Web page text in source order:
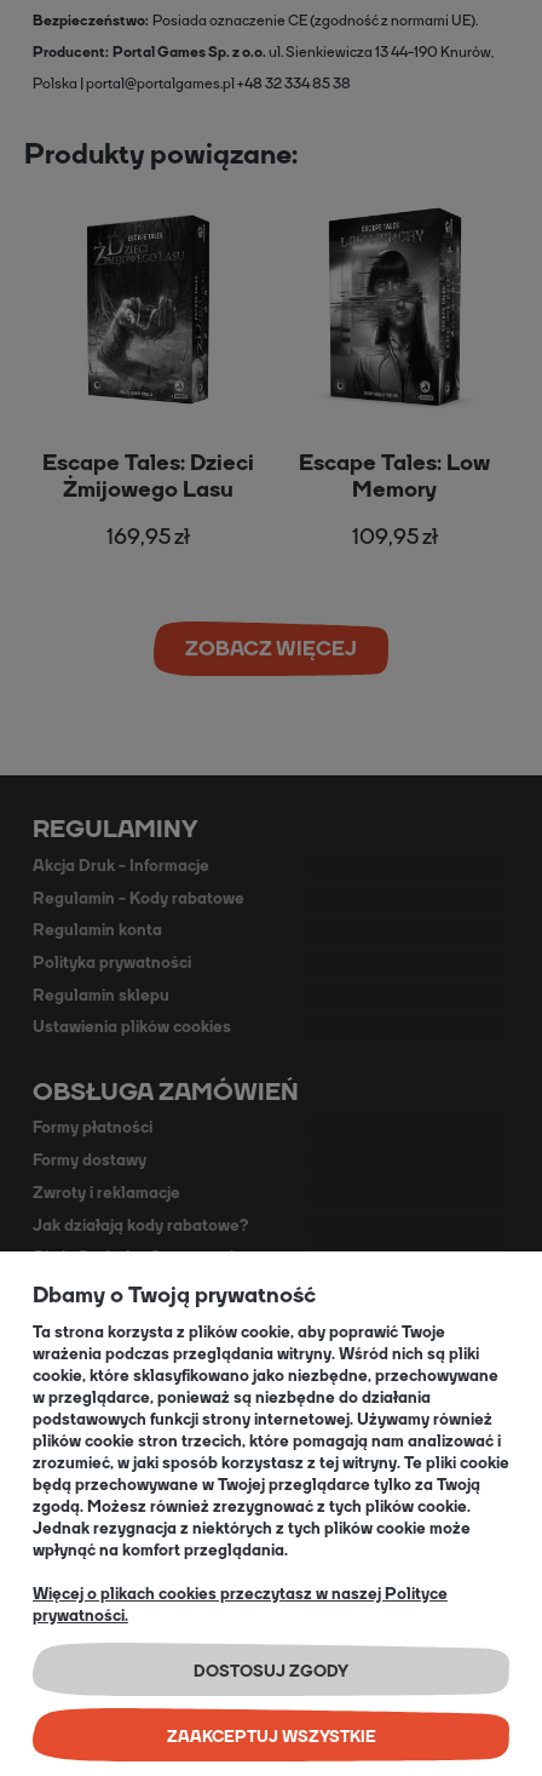
Bezpieczeństwo Posiada oznaczenie CE (zgodność z normami UE).
Producent Portal Games Sp. z o.o.ul. Sienkiewicza 1344-190 Knurów,
Polska portal@portalgames.pl+48 32 334 85 38
Produkty powiązane:
Escape Tales: Dzieci
Żmijowego Lasu
169,95 zł
Escape Tales: Low
Memory
109,95 zł
ZOBACZ WIĘCEJ
REGULAMINY
Akcja Druk - Informacje
Regulamin - Kody rabatowe
Regulamin konta
Polityka prywatności
Regulamin sklepu
Ustawienia plików cookies
OBSŁUGA ZAMÓWIEŃ
Formy płatności
Formy dostawy
Zwroty i reklamacje
Jak działają kody rabatowe?
Akcja Dodruk - O programie
Kontakt
Dla Partnerów
O NAS
O nas
Informacja dla Klubów
Blog
+48 32 334 85 38
EN
COPYRIGHT © 2026 PORTAL GAMES SP. Z O.O.
Dbamy o Twoją prywatność
Ta strona korzysta z plików cookie, aby poprawić Twoje
wrażenia podczas przeglądania witryny. Wśród nich są pliki
cookie, które sklasyfikowano jako niezbędne, przechowywane
w przeglądarce, ponieważ są niezbędne do działania
podstawowych funkcji strony internetowej. Używamy również
plików cookie stron trzecich, które pomagają nam analizować i
zrozumieć, w jaki sposób korzystasz z tej witryny. Te pliki cookie
będą przechowywane w Twojej przeglądarce tylko za Twoją
zgodą. Możesz również zrezygnować z tych plików cookie.
Jednak rezygnacja z niektórych z tych plików cookie może
wpłynąć na komfort przeglądania.
Więcej o plikach cookies przeczytasz w naszej Polityce
prywatności.
DOSTOSUJ ZGODY
ZAAKCEPTUJ WSZYSTKIE